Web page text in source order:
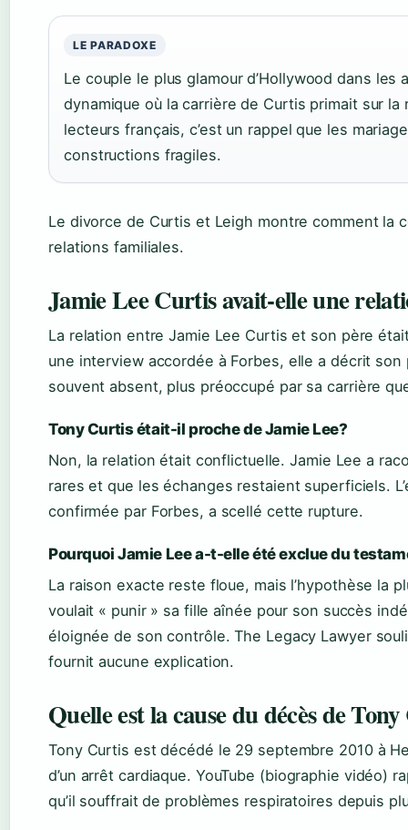
LE PARADOXE
Le couple le plus glamour d’Hollywood dans les
dynamique où la carrière de Curtis primait sur la
lecteurs français, c’est un rappel que les
constructions fragiles.
Le divorce de Curtis et Leigh montre comment la
relations familiales.
Jamie Lee Curtis avait-elle une
La relation entre Jamie Lee Curtis et son père
une interview accordée à Forbes, elle a décrit son
souvent absent, plus préoccupé par sa carrière
Tony Curtis était-il proche de Jamie Lee?
Non, la relation était conflictuelle. Jamie Lee a
rares et que les échanges restaient superficiels.
confirmée par Forbes, a scellé cette rupture.
Pourquoi Jamie Lee a-t-elle été exclue du
La raison exacte reste floue, mais l’hypothèse la
voulait « punir » sa fille aînée pour son succès
éloignée de son contrôle. The Legacy Lawyer
fournit aucune explication.
Quelle est la cause du décès de
Tony Curtis est décédé le 29 septembre 2010 à
d’un arrêt cardiaque. YouTube (biographie vidéo)
qu’il souffrait de problèmes respiratoires depuis